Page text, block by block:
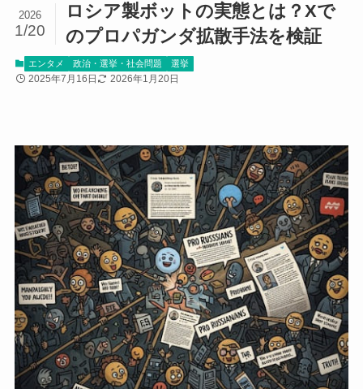
ロシア製ボットの実態とは？Xで
のプロパガンダ拡散手法を検証
2026
1/20
エンタメ 政治・選挙・社会問題 選挙
2025年7月16日 2026年1月20日